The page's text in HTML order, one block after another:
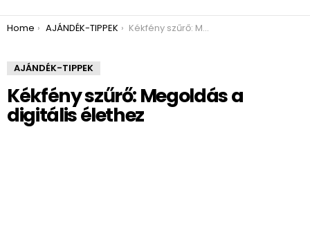
You are here:
Home AJÁNDÉK-TIPPEK Kékfény szűrő: Megoldás a digitális élethez
AJÁNDÉK-TIPPEK
Kékfény szűrő: Megoldás a
digitális élethez